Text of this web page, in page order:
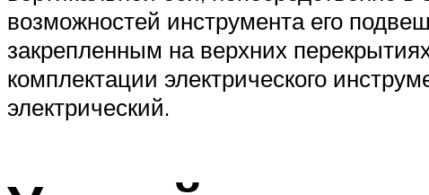
возможностей инструмента его
закрепленным на верхних
комплектации электрического
электрический.